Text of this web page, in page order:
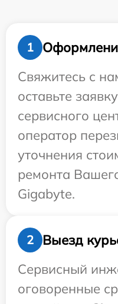
1
Свяжитесь с
оставьте
сервисного
оператор
уточнения
ремонта
Gigabyte.
2
Выезд
Сервисный
оговоренные